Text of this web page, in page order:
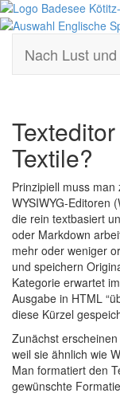
Standort
Kötitz
bei
öffnet
neuen
Fenster
Nach Lust
Textile?
Prinzipiell muss
WYSIWYG-Editoren
die rein textbasiert
oder Markdown
mehr oder weniger
und speichern
Kategorie erwartet
Ausgabe in HTML
diese Kürzel
Zunächst
weil sie ähnlich wie
Man formatiert den
gewünschte